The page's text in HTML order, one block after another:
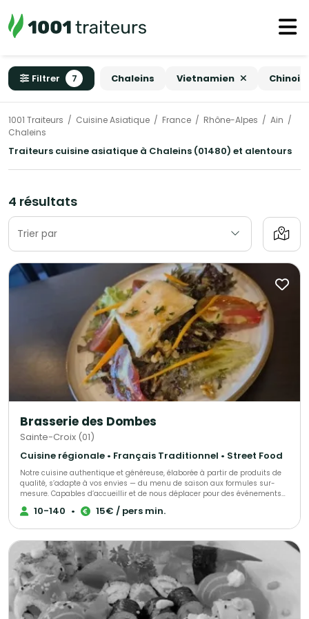
Filtrer 7 Chaleins Vietnamien Chinois
1001 Traiteurs Cuisine Asiatique France Rhône-Alpes
Ain
Chaleins
Traiteurs cuisine asiatique à Chaleins (01480) et alentours
4 résultats
Trier par
Brasserie des Dombes
Sainte-Croix (01)
Cuisine régionale • Français Traditionnel • Street Food
Notre cuisine authentique et généreuse, élaborée à partir de produits de
qualité, s’adapte à vos envies — du menu de saison aux formules sur-
mesure. Capables d’accueillir et de nous déplacer pour des événements
comme des mariages, anniversaires, séminaires, nous privilégions
toujours un service chaleureux, simple et efficace. En choisissant notre
10-140 • 15€ / pers min.